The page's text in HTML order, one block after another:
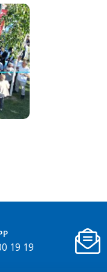
19 19